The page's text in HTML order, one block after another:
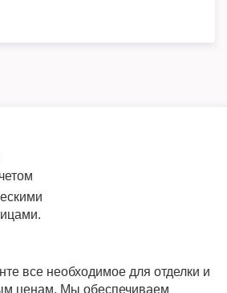
все необходимое для отделки и
ценам. Мы обеспечиваем